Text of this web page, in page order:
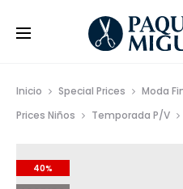
Inicio Special Prices Moda
Prices Niños
Temporada P/V
40%